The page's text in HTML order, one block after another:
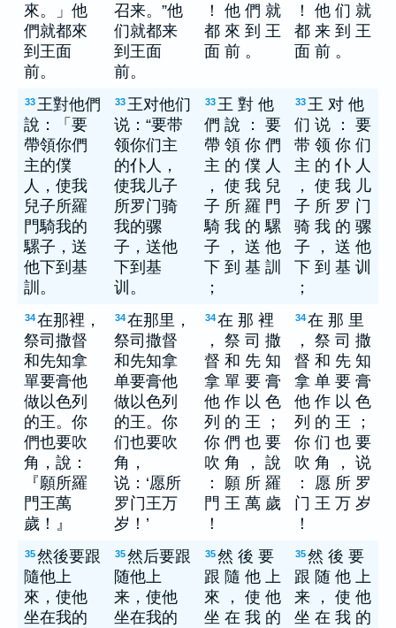
來。」他
們就都來
到王面
前。
召来。”他
们就都来
到王面
前。
！ 他 們 就
都 來 到 王
面 前 。
！ 他 们 就
都 来 到 王
面 前 。
33王對他們
說：「要
帶領你們
主的僕
人，使我
兒子所羅
門騎我的
騾子，送
他下到基
訓。
33王对他们
说：“要带
领你们主
的仆人，
使我儿子
所罗门骑
我的骡
子，送他
下到基
训。
33王 對 他
們 說 ： 要
帶 領 你 們
主 的 僕 人
， 使 我 兒
子 所 羅 門
騎 我 的 騾
子 ， 送 他
下 到 基 訓
；
33王 对 他
们 说 ： 要
带 领 你 们
主 的 仆 人
， 使 我 儿
子 所 罗 门
骑 我 的 骡
子 ， 送 他
下 到 基 训
；
34在那裡，
祭司撒督
和先知拿
單要膏他
做以色列
的王。你
們也要吹
角，說：
『願所羅
門王萬
歲！』
34在那里，
祭司撒督
和先知拿
单要膏他
做以色列
的王。你
们也要吹
角，
说：‘愿所
罗门王万
岁！’
34在 那 裡
， 祭 司 撒
督 和 先 知
拿 單 要 膏
他 作 以 色
列 的 王 ；
你 們 也 要
吹 角 ， 說
： 願 所 羅
門 王 萬 歲
！
34在 那 里
， 祭 司 撒
督 和 先 知
拿 单 要 膏
他 作 以 色
列 的 王 ；
你 们 也 要
吹 角 ， 说
： 愿 所 罗
门 王 万 岁
！
35然後要跟
隨他上
來，使他
坐在我的
35然后要跟
随他上
来，使他
坐在我的
35然 後 要
跟 隨 他 上
來 ， 使 他
坐 在 我 的
35然 後 要
跟 随 他 上
来 ， 使 他
坐 在 我 的